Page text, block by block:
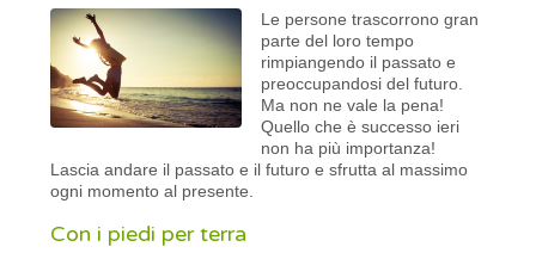
Le persone trascorrono gran
parte del loro tempo
rimpiangendo il passato e
preoccupandosi del futuro.
Ma non ne vale la pena!
Quello che è successo ieri
non ha più importanza!
Lascia andare il passato e il futuro e sfrutta al massimo
ogni momento al presente.
Con i piedi per terra